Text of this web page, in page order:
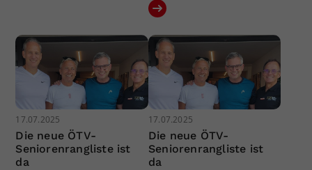
17.07.2025
Die neue ÖTV-
Seniorenrangliste ist
da
17.07.2025
Die neue ÖTV-
Seniorenrangliste ist
da